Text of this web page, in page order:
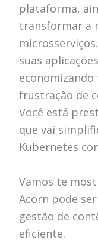
plataforma,
transformar a
suas
frustração de
Você está
que vai
Kubernetes
Vamos te
Acorn pode
gestão de
eficiente.